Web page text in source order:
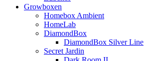
Growboxen
Homebox Ambient
HomeLab
DiamondBox
DiamondBox Silver Line
Secret Jardin